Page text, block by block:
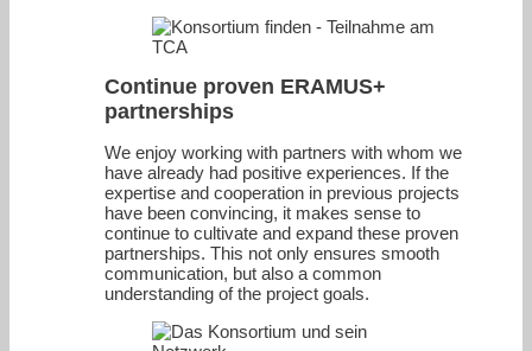
Continue proven ERAMUS+
partnerships
We enjoy working with partners with whom we
have already had positive experiences. If the
expertise and cooperation in previous projects
have been convincing, it makes sense to
continue to cultivate and expand these proven
partnerships. This not only ensures smooth
communication, but also a common
understanding of the project goals.